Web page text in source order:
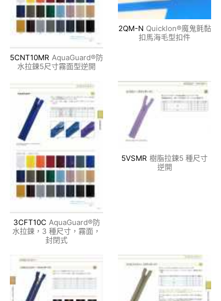
5CNT10MR AquaGuard®防
水拉鍊5尺寸霧面型逆開
2QM-N Quicklon®魔鬼氈黏
扣馬海毛型扣件
3CFT10C AquaGuard®防
水拉鍊，3 種尺寸，霧面，
封閉式
5VSMR 樹脂拉鍊5 種尺寸
逆開